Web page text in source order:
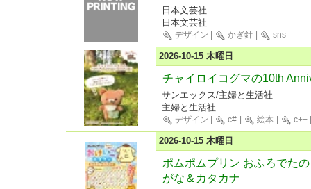
日本文芸社
日本文芸社
デザイン かぎ針 sns
2026-10-15 木曜日
チャイロイコグマの10th
サンエックス/主婦と生活社
主婦と生活社
デザイン c# 絵本 c++
2026-10-15 木曜日
ポムポムプリン おふろでた
がな＆カタカナ